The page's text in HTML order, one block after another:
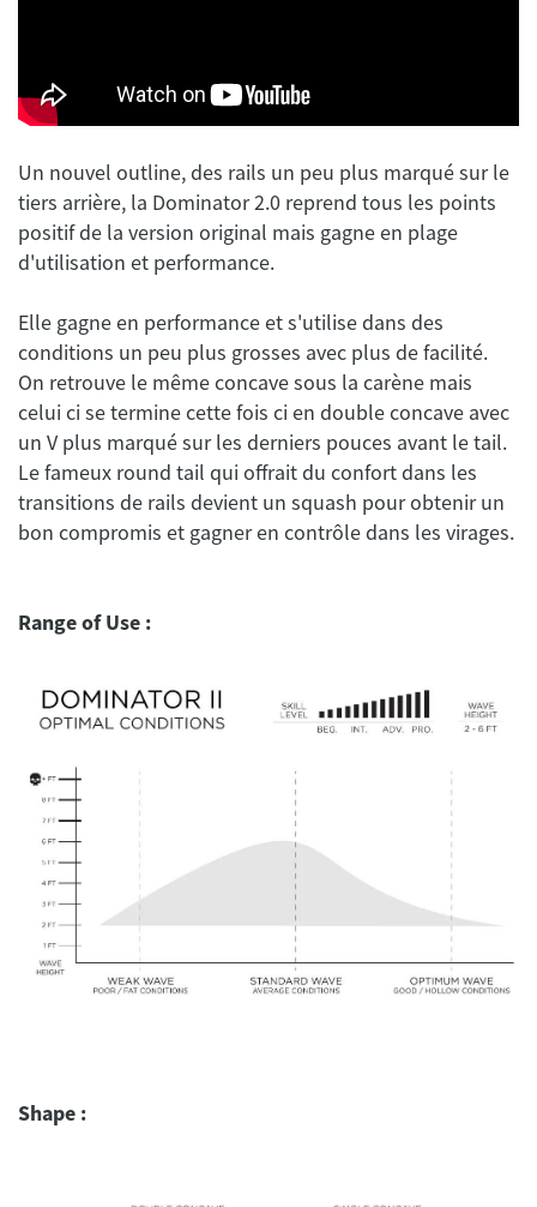
Un nouvel outline, des rails un peu plus marqué sur le
tiers arrière, la Dominator 2.0 reprend tous les points
positif de la version original mais gagne en plage
Elle gagne en performance et s'utilise dans des
conditions un peu plus grosses avec plus de facilité.
On retrouve le même concave sous la carène mais
celui ci se termine cette fois ci en double concave avec
un V plus marqué sur les derniers pouces avant le tail.
Le fameux round tail qui offrait du confort dans les
transitions de rails devient un squash pour obtenir un
Range of Use :
Shape :